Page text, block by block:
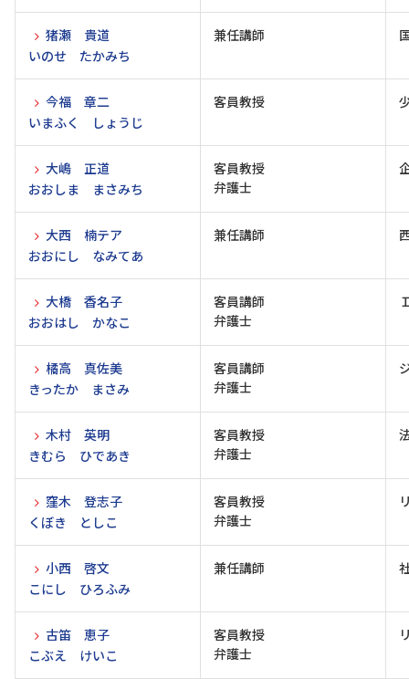
猪瀬 貴道
いのせ たかみち
兼任講師
今福 章二
いまふく しょうじ
客員教授
大嶋 正道
おおしま まさみち
客員教授
弁護士
大西 楠テア
おおにし なみてあ
兼任講師
大橋 香名子
おおはし かなこ
客員講師
弁護士
橘高 真佐美
きったか まさみ
客員講師
弁護士
木村 英明
きむら ひであき
客員教授
弁護士
窪木 登志子
くぼき としこ
客員教授
弁護士
小西 啓文
こにし ひろふみ
兼任講師
古笛 恵子
こぶえ けいこ
客員教授
弁護士